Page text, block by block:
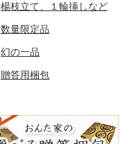
楊枝立て、１輪挿しなど
数量限定品
幻の一品
贈答用梱包